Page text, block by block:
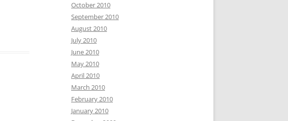
October 2010
September 2010
August 2010
July 2010
June 2010
May 2010
April 2010
March 2010
February 2010
January 2010